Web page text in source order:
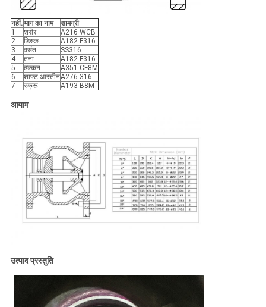
नहीं.भाग का नाम
सामग्री
1
शरीर
A216 WCB
2
डिस्क
A182 F316
3
वसंत
SS316
4
तना
A182 F316
5
ढक्कन
A351 CF8M
6
शाफ्ट आस्तीनA276 316
7
स्क्रू A193 B8M
आयाम
उत्पाद प्रस्तुति